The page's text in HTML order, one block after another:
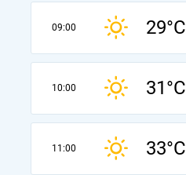
09:00 29°C
10:00 31°C
11:00 33°C